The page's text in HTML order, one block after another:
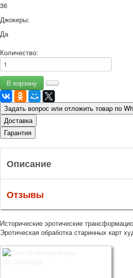
36
Джокеры:
Да
Количество:
Задать вопрос или отложить товар по
Доставка
Гарантия
Описание
Отзывы
Исторические эротические
Эротическая обработка старинных карт